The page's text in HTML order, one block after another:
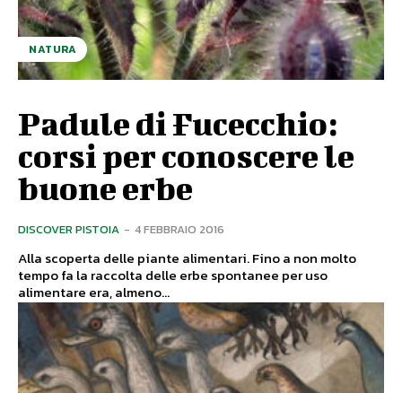
NATURA
Padule di Fucecchio:
corsi per conoscere le
buone erbe
DISCOVER PISTOIA - 4 FEBBRAIO 2016
Alla scoperta delle piante alimentari. Fino a non molto
tempo fa la raccolta delle erbe spontanee per uso
alimentare era, almeno...